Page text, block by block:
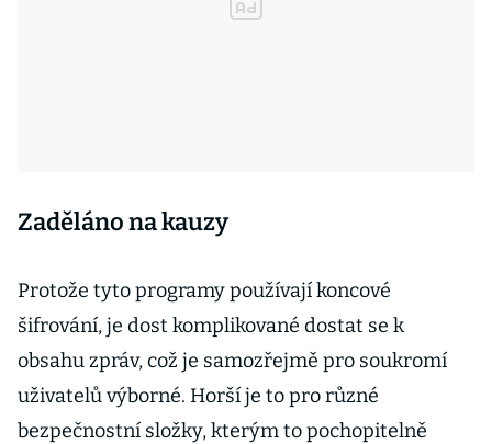
Zaděláno na kauzy
Protože tyto programy používají koncové
šifrování, je dost komplikované dostat se k
obsahu zpráv, což je samozřejmě pro soukromí
uživatelů výborné. Horší je to pro různé
bezpečnostní složky, kterým to pochopitelně